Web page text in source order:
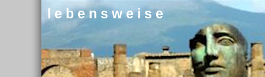
l e b e n s w e i s e